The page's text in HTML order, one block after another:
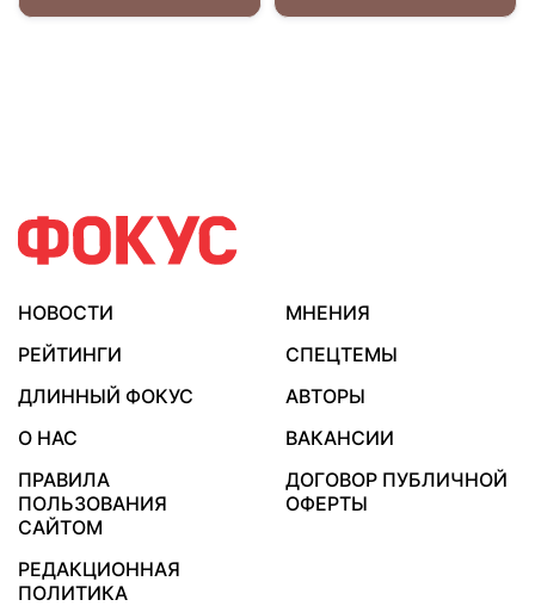
НОВОСТИ
МНЕНИЯ
РЕЙТИНГИ
СПЕЦТЕМЫ
ДЛИННЫЙ ФОКУС
АВТОРЫ
О НАС
ВАКАНСИИ
ПРАВИЛА
ПОЛЬЗОВАНИЯ
САЙТОМ
ДОГОВОР ПУБЛИЧНОЙ
ОФЕРТЫ
РЕДАКЦИОННАЯ
ПОЛИТИКА